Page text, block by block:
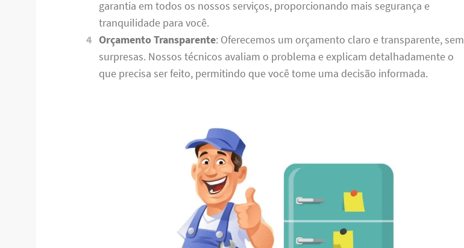
garantia em todos os nossos serviços, proporcionando mais segurança e
tranquilidade para você.
Orçamento Transparente: Oferecemos um orçamento claro e transparente, sem
surpresas. Nossos técnicos avaliam o problema e explicam detalhadamente o
que precisa ser feito, permitindo que você tome uma decisão informada.